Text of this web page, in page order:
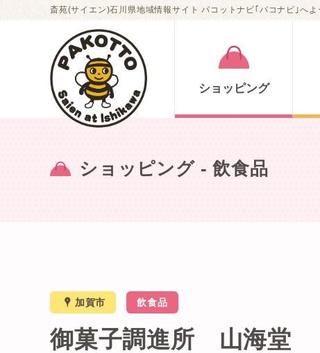
斎苑(サイエン)石川県地域情報サイト パコットナビ｢パコナビ｣へ
ショッピング
ショッピング- 飲食品
x 加賀市 飲食品
御菓子調進所 山海堂